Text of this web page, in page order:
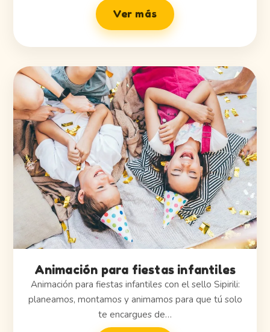
Ver más
Animación para fiestas infantiles
Animación para fiestas infantiles con el sello Sipirili:
planeamos, montamos y animamos para que tú solo
te encargues de…